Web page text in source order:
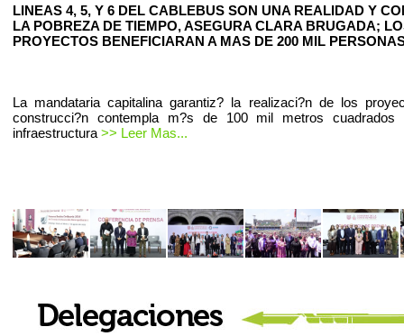
LINEAS 4, 5, Y 6 DEL CABLEBUS SON UNA REALIDAD Y
LA POBREZA DE TIEMPO, ASEGURA CLARA BRUGADA;
PROYECTOS BENEFICIARAN A MAS DE 200 MIL
La mandataria capitalina garantiz? la realizaci?n de los
construcci?n contempla m?s de 100 mil metros cuadrados
infraestructura >> Leer Mas...